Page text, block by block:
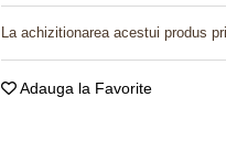
La achizitionarea acestui produs
Adauga la Favorite